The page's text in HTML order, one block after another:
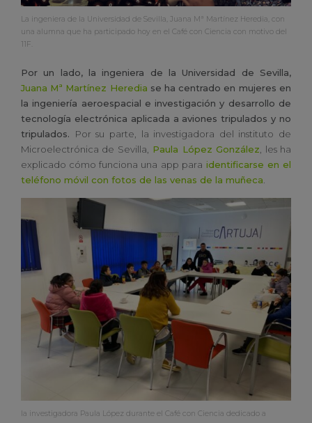
La ingeniera de la Universidad de Sevilla, Juana Mª Martínez Heredia, con
una alumna que ha participado hoy en el Café con Ciencia con motivo del
11F.
Por un lado, la ingeniera de la Universidad de Sevilla,
Juana Mª Martínez Heredia se ha centrado en mujeres en
la ingeniería aeroespacial e investigación y desarrollo de
tecnología electrónica aplicada a aviones tripulados y no
tripulados. Por su parte, la investigadora del instituto de
Microelectrónica de Sevilla,
Paula López González , les ha
explicado cómo funciona una app para identificarse en el
teléfono móvil con fotos de las venas de la muñeca
la investigadora Paula López durante el Café con Ciencia dedicado a